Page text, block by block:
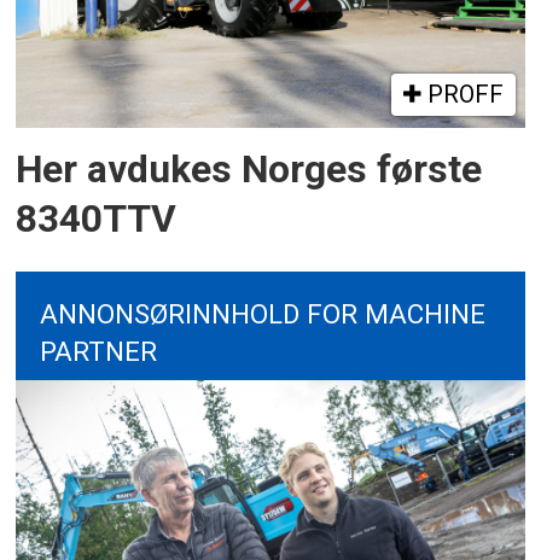
PROFF
Her avdukes Norges første
8340TTV
ANNONSØRINNHOLD FOR MACHINE
PARTNER